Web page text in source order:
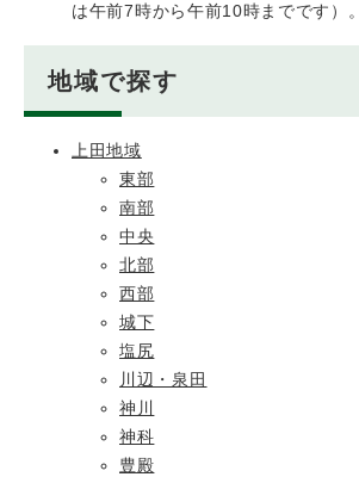
は午前7時から午前10時までです）。
地域で探す
上田地域
東部
南部
中央
北部
西部
城下
塩尻
川辺・泉田
神川
神科
豊殿